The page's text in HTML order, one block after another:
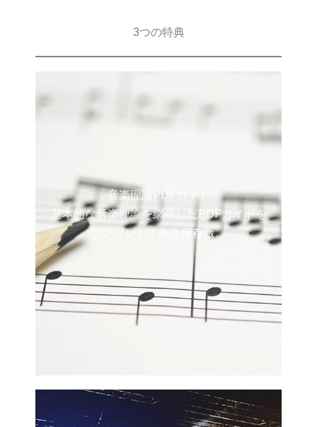
3つの特典
音楽理論PDFガイド
基本的な音楽理論を網羅したPDFガイドを
プレゼント！永久保存版。